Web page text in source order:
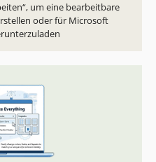
um eine bearbeitbare
oder für Microsoft